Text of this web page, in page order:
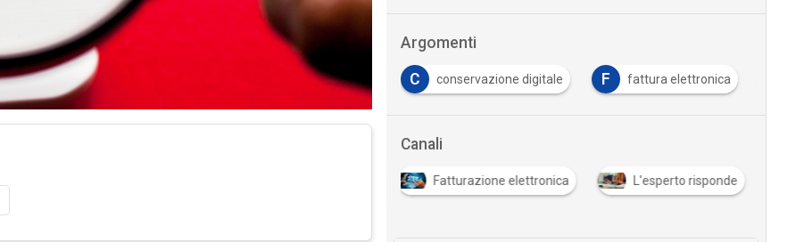
Argomenti
C conservazione digitale F fattura elettronica
Canali
Fatturazione elettronica L'esperto risponde